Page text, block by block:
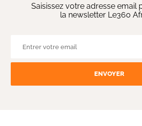
Saisissez votre adresse email
la newsletter Le360
ENVOYER